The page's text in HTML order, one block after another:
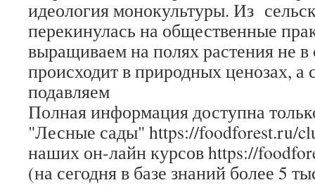
идеология монокультуры. Из
перекинулась на общественные
выращиваем на полях растения не в
происходит в природных ценозах, а
подавляем
Полная информация доступна
"Лесные сады" https://foodforest.ru/
наших он-лайн курсов https://
(на сегодня в базе знаний более 5